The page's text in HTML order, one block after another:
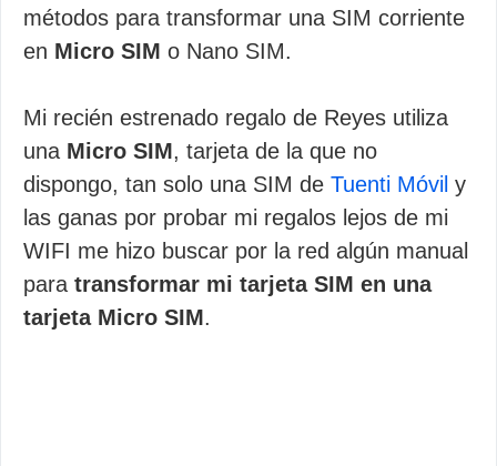
métodos para transformar una SIM corriente
en Micro SIM o Nano SIM.
Mi recién estrenado regalo de Reyes utiliza
una Micro SIM, tarjeta de la que no
dispongo, tan solo una SIM de Tuenti Móvil y
las ganas por probar mi regalos lejos de mi
WIFI me hizo buscar por la red algún manual
para transformar mi tarjeta SIM en una
tarjeta Micro SIM.